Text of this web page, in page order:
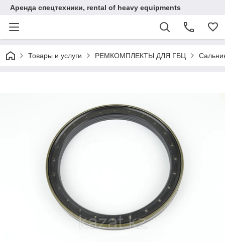
Аренда спецтехники, rental of heavy equipments
Товары и услуги РЕМКОМПЛЕКТЫ ДЛЯ ГБЦ